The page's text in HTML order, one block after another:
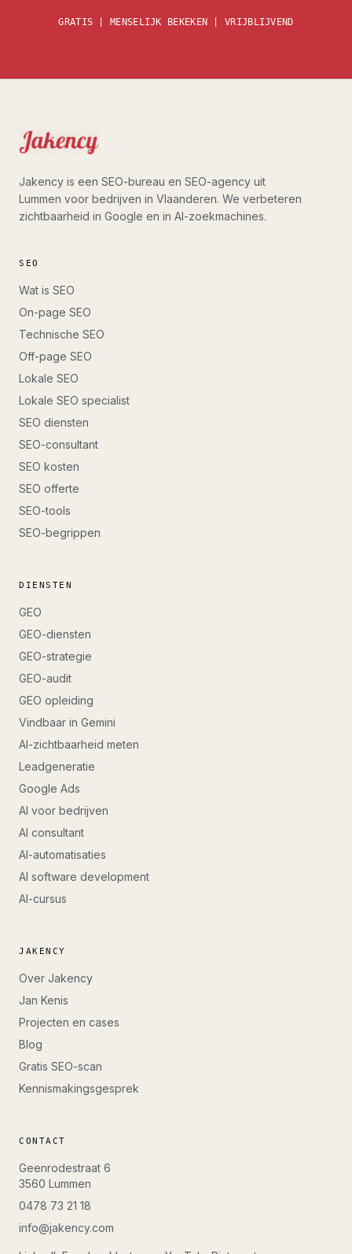
GRATIS | MENSELIJK BEKEKEN | VRIJBLIJVEND
Jakency is een SEO-bureau en SEO-agency uit
Lummen voor bedrijven in Vlaanderen. We verbeteren
zichtbaarheid in Google en in AI-zoekmachines.
SEO
Wat is SEO
On-page SEO
Technische SEO
Off-page SEO
Lokale SEO
Lokale SEO specialist
SEO diensten
SEO-consultant
SEO kosten
SEO offerte
SEO-tools
SEO-begrippen
DIENSTEN
GEO
GEO-diensten
GEO-strategie
GEO-audit
GEO opleiding
Vindbaar in Gemini
AI-zichtbaarheid meten
Leadgeneratie
Google Ads
AI voor bedrijven
AI consultant
AI-automatisaties
AI software development
AI-cursus
JAKENCY
Over Jakency
Jan Kenis
Projecten en cases
Blog
Gratis SEO-scan
Kennismakingsgesprek
CONTACT
Geenrodestraat 6
3560 Lummen
0478 73 21 18
info@jakency.com